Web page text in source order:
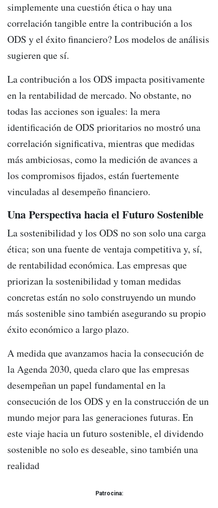
simplemente una cuestión ética o hay una
correlación tangible entre la contribución a los
ODS y el éxito financiero? Los modelos de análisis
sugieren que sí.
La contribución a los ODS impacta positivamente
en la rentabilidad de mercado. No obstante, no
todas las acciones son iguales: la mera
identificación de ODS prioritarios no mostró una
correlación significativa, mientras que medidas
más ambiciosas, como la medición de avances a
los compromisos fijados, están fuertemente
vinculadas al desempeño financiero.
Una Perspectiva hacia el Futuro Sostenible
La sostenibilidad y los ODS no son solo una carga
ética; son una fuente de ventaja competitiva y, sí,
de rentabilidad económica. Las empresas que
priorizan la sostenibilidad y toman medidas
concretas están no solo construyendo un mundo
más sostenible sino también asegurando su propio
éxito económico a largo plazo.
A medida que avanzamos hacia la consecución de
la Agenda 2030, queda claro que las empresas
desempeñan un papel fundamental en la
consecución de los ODS y en la construcción de un
mundo mejor para las generaciones futuras. En
este viaje hacia un futuro sostenible, el dividendo
sostenible no solo es deseable, sino también una
realidad
Patrocina: